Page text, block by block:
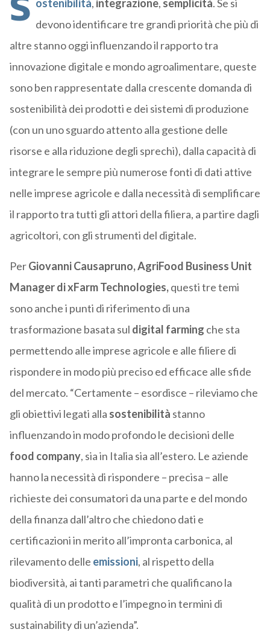
ostenibilità, integrazione, semplicità. Se si
devono identificare tre grandi priorità che più di
altre stanno oggi influenzando il rapporto tra
innovazione digitale e mondo agroalimentare, queste
sono ben rappresentate dalla crescente domanda di
sostenibilità dei prodotti e dei sistemi di produzione
(con un uno sguardo attento alla gestione delle
risorse e alla riduzione degli sprechi), dalla capacità di
integrare le sempre più numerose fonti di dati attive
nelle imprese agricole e dalla necessità di semplificare
il rapporto tra tutti gli attori della filiera, a partire dagli
agricoltori, con gli strumenti del digitale.
PerGiovanni Causapruno, AgriFood Business Unit
Manager di xFarm Technologies,questi tre temi
sono anche i punti di riferimento di una
trasformazione basata sul digital farming che sta
permettendo alle imprese agricole e alle filiere di
rispondere in modo più preciso ed efficace alle sfide
del mercato. “Certamente – esordisce – rileviamo che
gli obiettivi legati alla sostenibilità stanno
influenzando in modo profondo le decisioni delle
food company, sia in Italia sia all’estero. Le aziende
hanno la necessità di rispondere – precisa – alle
richieste dei consumatori da una parte e del mondo
della finanza dall’altro che chiedono dati e
certificazioni in merito all’impronta carbonica, al
rilevamento delle emissioni, al rispetto della
biodiversità, ai tanti parametri che qualificano la
qualità di un prodotto e l’impegno in termini di
sustainability di un’azienda”.